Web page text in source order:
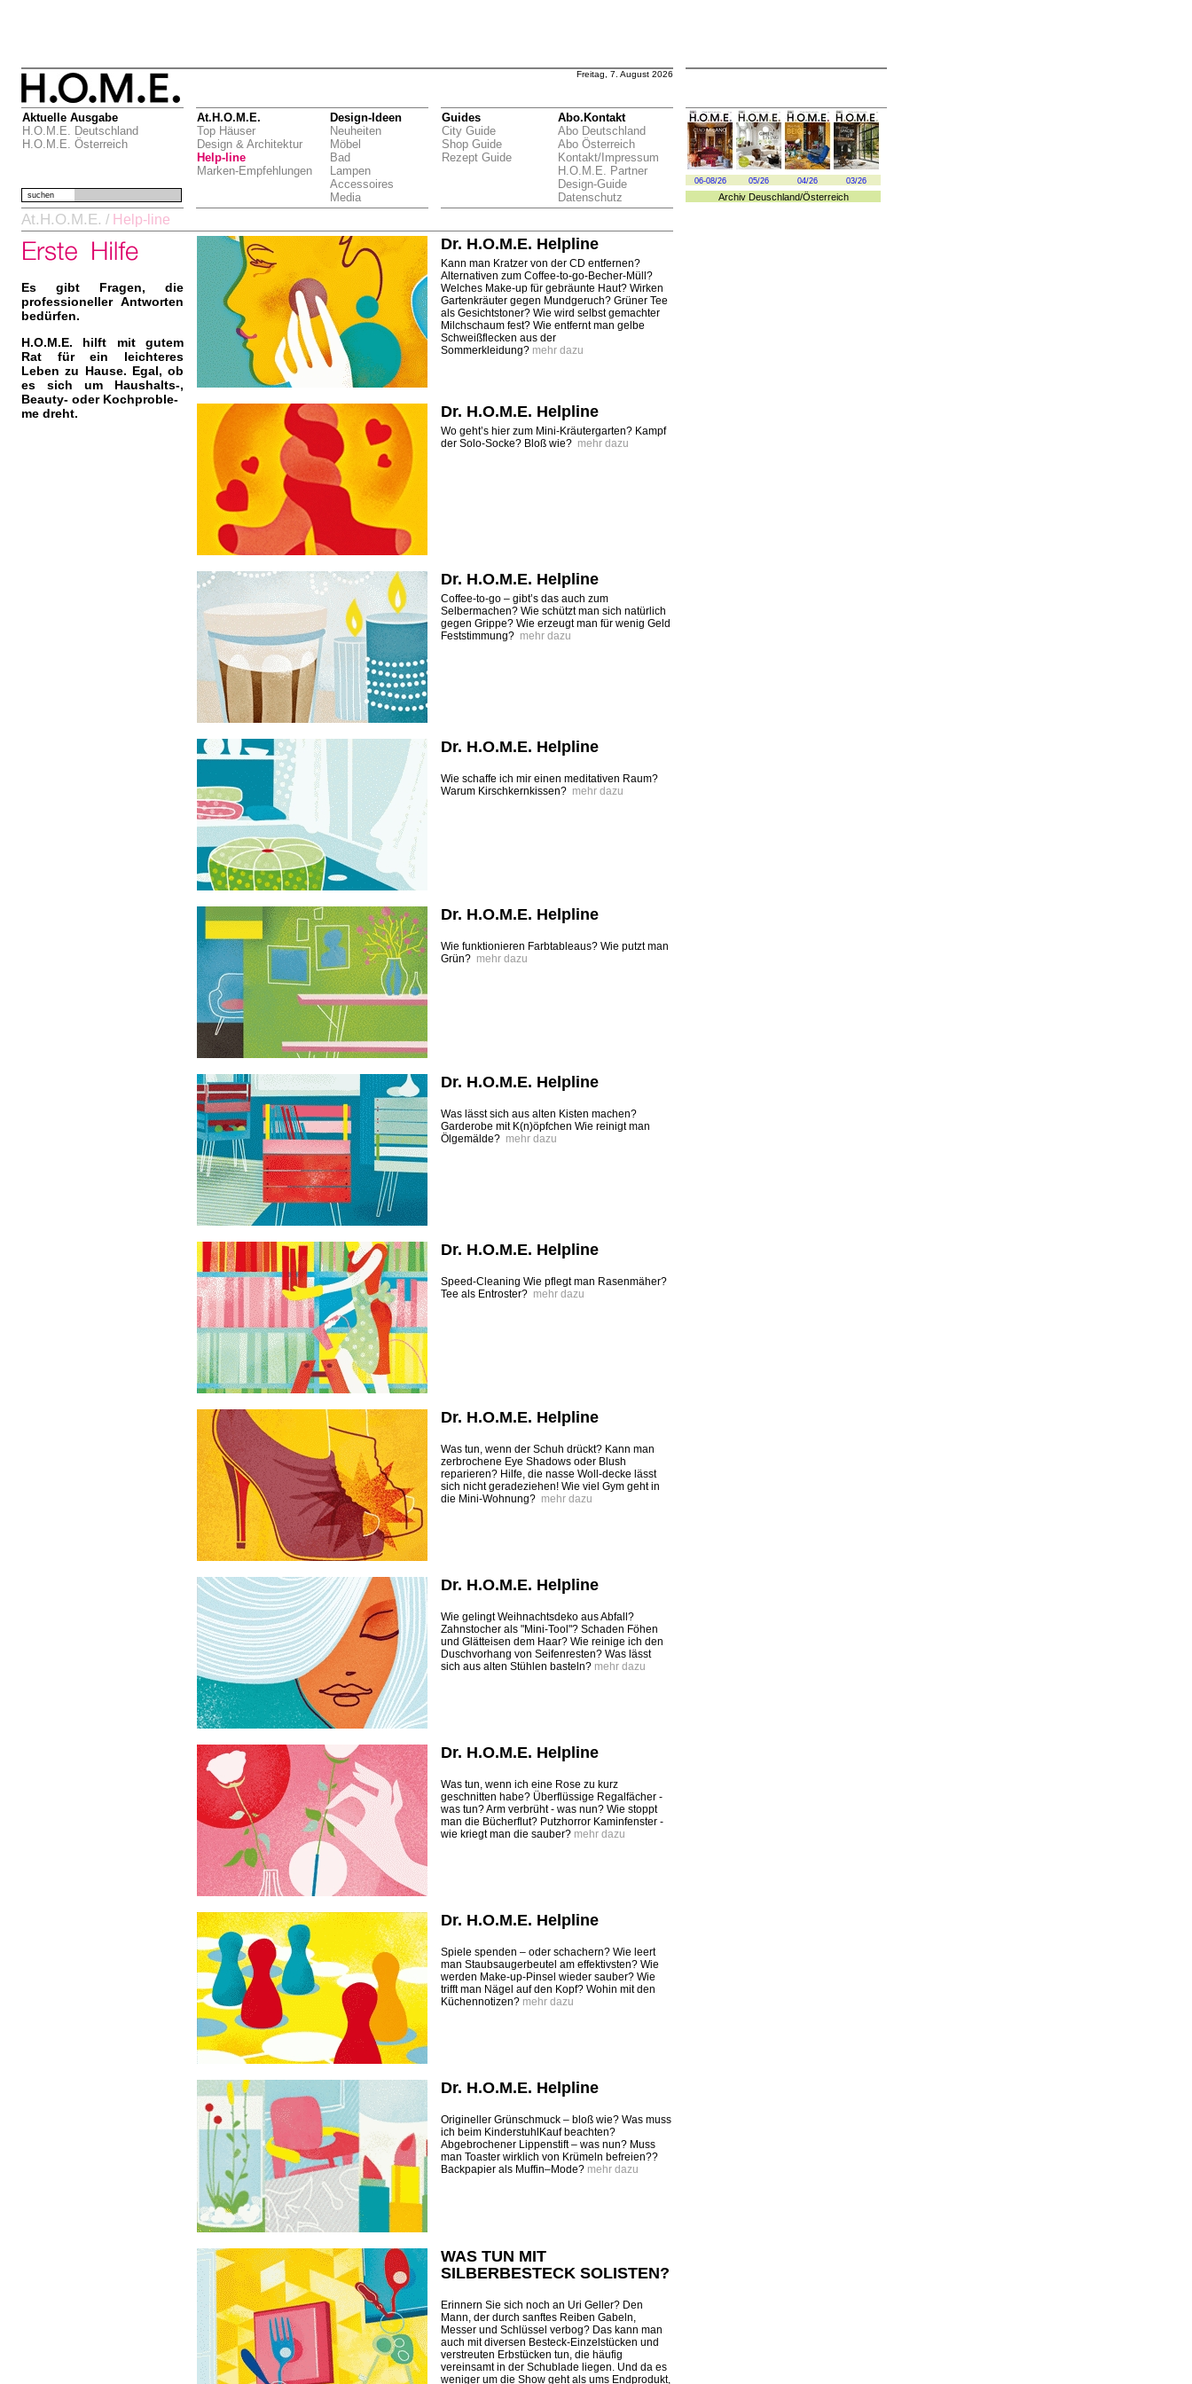
Freitag, 7. August 2026
Aktuelle Ausgabe
H.O.M.E. Deutschland
H.O.M.E. Österreich
At.H.O.M.E.
Top Häuser
Design & Architektur
Help-line
Marken-Empfehlungen
Design-Ideen
Neuheiten
Möbel
Bad
Lampen
Accessoires
Media
Guides
City Guide
Shop Guide
Rezept Guide
Abo.Kontakt
Abo Deutschland
Abo Österreich
Kontakt/Impressum
H.O.M.E. Partner
Design-Guide
Datenschutz
06-08/26 05/26 04/26 03/26
Archiv Deuschland/Österreich
suchen
At.H.O.M.E. / Help-line
Es gibt Fragen, die
professioneller Antworten
bedürfen.
H.O.M.E. hilft mit gutem
Rat für ein leichteres
Leben zu Hause. Egal, ob
es sich um Haushalts-,
Beauty- oder Kochproble-
me dreht.
Dr. H.O.M.E. Helpline
Kann man Kratzer von der CD entfernen?
Alternativen zum Coffee-to-go-Becher-Müll?
Welches Make-up für gebräunte Haut? Wirken
Gartenkräuter gegen Mundgeruch? Grüner Tee
als Gesichtstoner? Wie wird selbst gemachter
Milchschaum fest? Wie entfernt man gelbe
Schweißflecken aus der
Sommerkleidung? mehr dazu
Dr. H.O.M.E. Helpline
Wo geht’s hier zum Mini-Kräutergarten? Kampf
der Solo-Socke? Bloß wie? mehr dazu
Dr. H.O.M.E. Helpline
Coffee-to-go – gibt’s das auch zum
Selbermachen? Wie schützt man sich natürlich
gegen Grippe? Wie erzeugt man für wenig Geld
Feststimmung? mehr dazu
Dr. H.O.M.E. Helpline
Wie schaffe ich mir einen meditativen Raum?
Warum Kirschkernkissen? mehr dazu
Dr. H.O.M.E. Helpline
Wie funktionieren Farbtableaus? Wie putzt man
Grün? mehr dazu
Dr. H.O.M.E. Helpline
Was lässt sich aus alten Kisten machen?
Garderobe mit K(n)öpfchen Wie reinigt man
Ölgemälde? mehr dazu
Dr. H.O.M.E. Helpline
Speed-Cleaning Wie pflegt man Rasenmäher?
Tee als Entroster? mehr dazu
Dr. H.O.M.E. Helpline
Was tun, wenn der Schuh drückt? Kann man
zerbrochene Eye Shadows oder Blush
reparieren? Hilfe, die nasse Woll-decke lässt
sich nicht geradeziehen! Wie viel Gym geht in
die Mini-­Wohnung? mehr dazu
Dr. H.O.M.E. Helpline
Wie gelingt Weihnachtsdeko aus Abfall?
Zahnstocher als "Mini-Tool"? Schaden Föhen
und Glätteisen dem Haar? Wie reinige ich den
Duschvorhang von Seifenresten? Was lässt
sich aus alten Stühlen basteln? mehr dazu
Dr. H.O.M.E. Helpline
Was tun, wenn ich eine Rose zu kurz
geschnitten habe? Überflüssige Regalfächer -
was tun? Arm verbrüht - was nun? Wie stoppt
man die Bücherflut? Putzhorror Kaminfenster -
wie kriegt man die sauber? mehr dazu
Dr. H.O.M.E. Helpline
Spiele spenden – oder schachern? Wie leert
man Staubsaugerbeutel am effektivsten? Wie
werden Make-up-Pinsel wieder sauber? Wie
trifft man Nägel auf den Kopf? Wohin mit den
Küchennotizen? mehr dazu
Dr. H.O.M.E. Helpline
Origineller Grünschmuck – bloß wie? Was muss
ich beim KinderstuhlKauf beachten?
Abgebrochener Lippenstift – was nun? Muss
man Toaster wirklich von Krümeln befreien??
Backpapier als Muffin–Mode? mehr dazu
WAS TUN MIT
SILBERBESTECK SOLISTEN?
Erinnern Sie sich noch an Uri Geller? Den
Mann, der durch sanftes Reiben Gabeln,
Messer und Schlüssel verbog? Das kann man
auch mit diversen Besteck-Einzelstücken und
verstreuten Erbstücken tun, die häufig
vereinsamt in der Schublade liegen. Und da es
weniger um die Show geht als ums Endprodukt,